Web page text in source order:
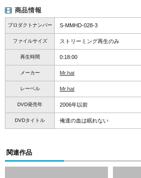
商品情報
プロダクトナンバー S-MMHD-028-3
ファイルサイズ ストリーミング再生のみ
再生時間 0:18:00
メーカー Mr.hat
レーベル Mr.hat
DVD発売年 2006年以前
DVDタイトル 俺達の血は眠れない
関連作品